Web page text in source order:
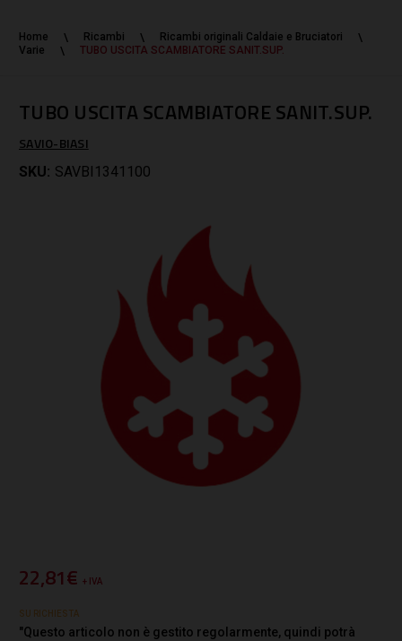
Home Ricambi
Ricambi originali Caldaie e Bruciatori
Varie
TUBO USCITA SCAMBIATORE SANIT.SUP.
TUBO USCITA SCAMBIATORE SANIT.SUP.
SAVIO-BIASI
SKU: SAVBI1341100
22,81€ + IVA
SU RICHIESTA
"Questo articolo non è gestito regolarmente, quindi potrà